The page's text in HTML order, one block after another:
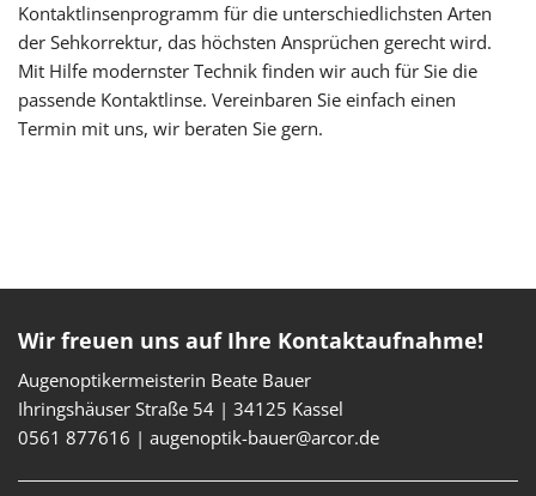
Kontaktlinsenprogramm für die unterschiedlichsten Arten
der Sehkorrektur, das höchsten Ansprüchen gerecht wird.
Mit Hilfe modernster Technik finden wir auch für Sie die
passende Kontaktlinse. Vereinbaren Sie einfach einen
Termin mit uns, wir beraten Sie gern.
Wir freuen uns auf Ihre Kontaktaufnahme!
Augenoptikermeisterin Beate Bauer
Ihringshäuser Straße 54 | 34125 Kassel
0561 877616 | augenoptik-bauer@arcor.de